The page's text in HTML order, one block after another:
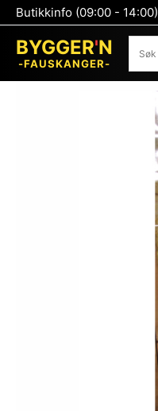
Hopp
rett
innholdet
Butikkinfo (09:00 - 14:00)
BYGGER'N
-FAUSKANGER-